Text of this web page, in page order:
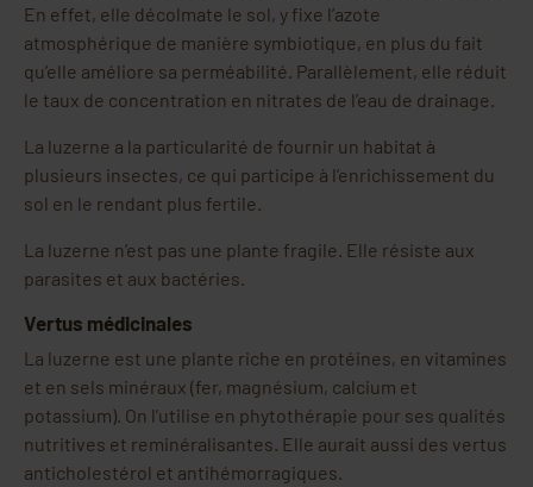
En effet, elle décolmate le sol, y fixe l’azote
atmosphérique de manière symbiotique, en plus du fait
qu’elle améliore sa perméabilité. Parallèlement, elle réduit
le taux de concentration en nitrates de l’eau de drainage.
La luzerne a la particularité de fournir un habitat à
plusieurs insectes, ce qui participe à l’enrichissement du
sol en le rendant plus fertile.
La luzerne n’est pas une plante fragile. Elle résiste aux
parasites et aux bactéries.
Vertus médicinales
La luzerne est une plante riche en protéines, en vitamines
et en sels minéraux (fer, magnésium, calcium et
potassium). On l’utilise en phytothérapie pour ses qualités
nutritives et reminéralisantes. Elle aurait aussi des vertus
anticholestérol et antihémorragiques.